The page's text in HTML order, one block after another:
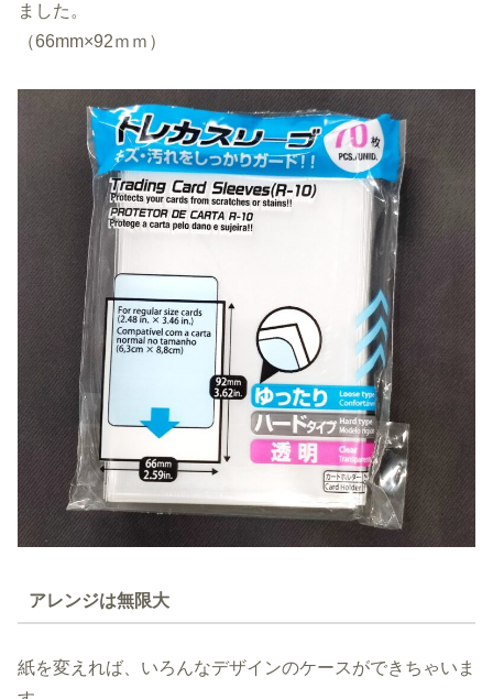
ました。
（66mm×92ｍｍ）
アレンジは無限大
紙を変えれば、いろんなデザインのケースができちゃいま